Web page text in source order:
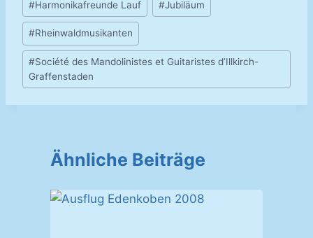
#Harmonikafreunde Lauf #Jubiläum
#Rheinwaldmusikanten
#Société des Mandolinistes et Guitaristes d’Illkirch-
Graffenstaden
Ähnliche Beiträge